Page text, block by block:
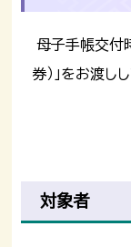
母子手帳交付
券）」をお渡し
対象者